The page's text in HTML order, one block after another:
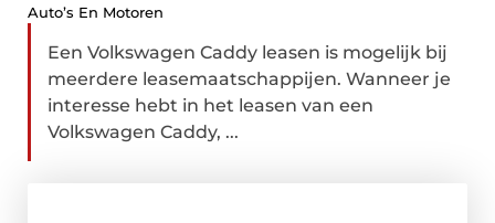
Auto’s En Motoren
Een Volkswagen Caddy leasen is mogelijk bij
meerdere leasemaatschappijen. Wanneer je
interesse hebt in het leasen van een
Volkswagen Caddy, ...